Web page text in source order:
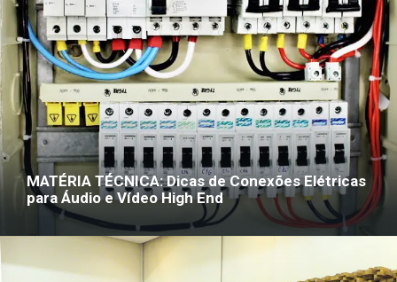
MATÉRIA TÉCNICA: Dicas de Conexões Elétricas
para Áudio e Vídeo High End